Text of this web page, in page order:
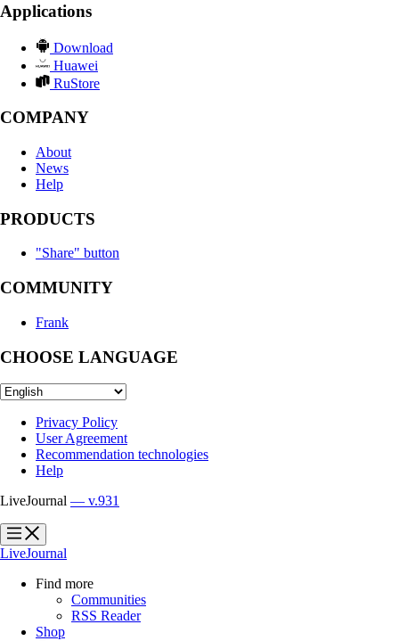
Applications
Download
Huawei
RuStore
COMPANY
About
News
Help
PRODUCTS
"Share" button
COMMUNITY
Frank
CHOOSE LANGUAGE
Privacy Policy
User Agreement
Recommendation technologies
Help
LiveJournal — v.931
?
?
LiveJournal
Find more
Communities
RSS Reader
Shop